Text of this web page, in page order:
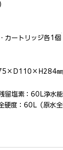
カートリッジ各1個
留塩素：60L浄水
硬度：60L（原水